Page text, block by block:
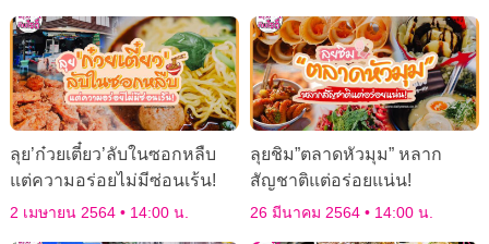
ลุย’ก๋วยเตี๋ยว’ลับในซอกหลืบ
แต่ความอร่อยไม่มีซ่อนเร้น!
2 เมษายน 2564 14:00 น.
ลุยชิม”ตลาดหัวมุม” หลาก
สัญชาติแต่อร่อยแน่น!
26 มีนาคม 2564 14:00 น.